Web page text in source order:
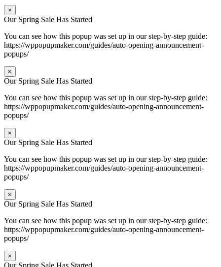
×
Our Spring Sale Has Started
You can see how this popup was set up in our step-by-step guide:
https://wppopupmaker.com/guides/auto-opening-announcement-
popups/
×
Our Spring Sale Has Started
You can see how this popup was set up in our step-by-step guide:
https://wppopupmaker.com/guides/auto-opening-announcement-
popups/
×
Our Spring Sale Has Started
You can see how this popup was set up in our step-by-step guide:
https://wppopupmaker.com/guides/auto-opening-announcement-
popups/
×
Our Spring Sale Has Started
You can see how this popup was set up in our step-by-step guide:
https://wppopupmaker.com/guides/auto-opening-announcement-
popups/
×
Our Spring Sale Has Started